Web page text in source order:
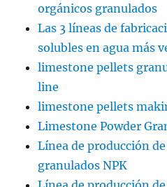
orgánicos granulados
Las 3 líneas de
solubles en agua más
limestone pellets
line
limestone pellets
Limestone Powder
Línea de producción
granulados NPK